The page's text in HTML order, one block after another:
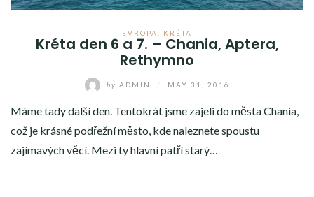
EVROPA KRÉTA
Kréta den 6 a 7. – Chania, Aptera,
Rethymno
by ADMIN MAY 31, 2016
Máme tady další den. Tentokrát jsme zajeli do města Chania,
což je krásné podřežní město, kde naleznete spoustu
zajímavých věcí. Mezi ty hlavní patří starý…
MADEIRA
MAĎARSKO
ŠPANĚLSKO
STŘEDNÍ VÝCHOD